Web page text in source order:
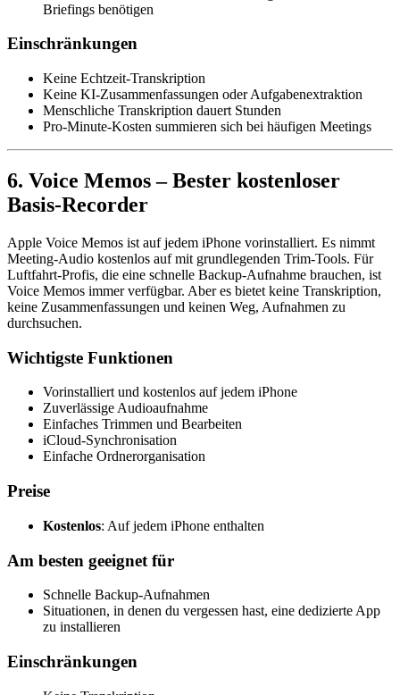
Briefings benötigen
Einschränkungen
Keine Echtzeit-Transkription
Keine KI-Zusammenfassungen oder Aufgabenextraktion
Menschliche Transkription dauert Stunden
Pro-Minute-Kosten summieren sich bei häufigen Meetings
6. Voice Memos – Bester kostenloser
Basis-Recorder
Apple Voice Memos ist auf jedem iPhone vorinstalliert. Es nimmt
Meeting-Audio kostenlos auf mit grundlegenden Trim-Tools. Für
Luftfahrt-Profis, die eine schnelle Backup-Aufnahme brauchen, ist
Voice Memos immer verfügbar. Aber es bietet keine Transkription,
keine Zusammenfassungen und keinen Weg, Aufnahmen zu
durchsuchen.
Wichtigste Funktionen
Vorinstalliert und kostenlos auf jedem iPhone
Zuverlässige Audioaufnahme
Einfaches Trimmen und Bearbeiten
iCloud-Synchronisation
Einfache Ordnerorganisation
Preise
Kostenlos: Auf jedem iPhone enthalten
Am besten geeignet für
Schnelle Backup-Aufnahmen
Situationen, in denen du vergessen hast, eine dedizierte App
zu installieren
Einschränkungen